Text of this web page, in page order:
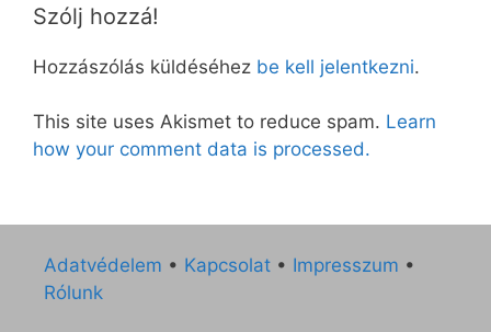
Szólj hozzá!
Hozzászólás küldéséhez be kell jelentkezni.
This site uses Akismet to reduce spam. Learn
how your comment data is processed.
Adatvédelem • Kapcsolat • Impresszum •
Rólunk